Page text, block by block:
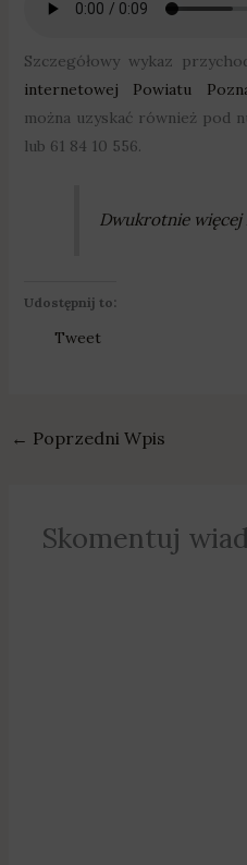
Szczegółowy wykaz
internetowej Powiatu
można uzyskać również pod
lub 61 84 10 556.
Dwukrotnie
Udostępnij to:
Tweet
← Poprzedni Wpis
Skomentuj